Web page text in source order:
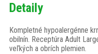
Detaily
Kompletné hypoalergénne
obilnín. Receptúra Adult
veľkých a obrích plemien.